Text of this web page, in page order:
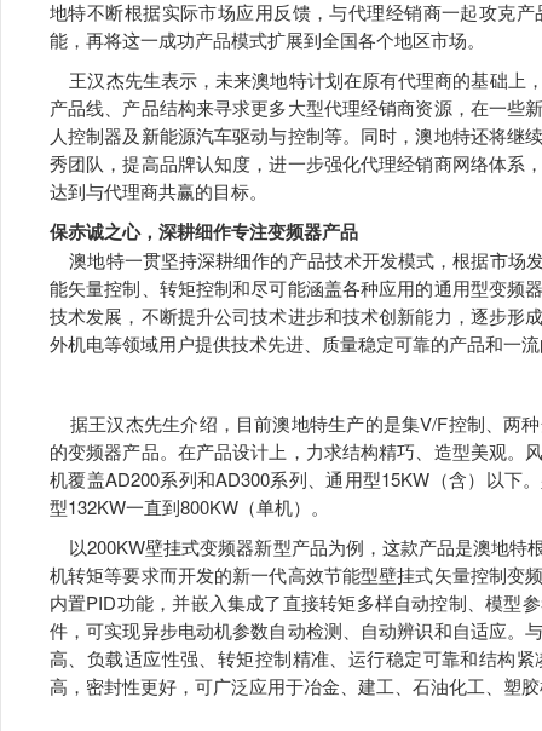
地特不断根据实际市场应用反馈，与代理经销商一起攻克
能，再将这一成功产品模式扩展到全国各个地区市场。
王汉杰先生表示，未来澳地特计划在原有代理商的基础上
产品线、产品结构来寻求更多大型代理经销商资源，在一些
人控制器及新能源汽车驱动与控制等。同时，澳地特还将
秀团队，提高品牌认知度，进一步强化代理经销商网络体系
达到与代理商共赢的目标。
保赤诚之心，深耕细作专注变频器产品
澳地特一贯坚持深耕细作的产品技术开发模式，根据市场
能矢量控制、转矩控制和尽可能涵盖各种应用的通用型变频
技术发展，不断提升公司技术进步和技术创新能力，逐步形
外机电等领域用户提供技术先进、质量稳定可靠的产品和一
据王汉杰先生介绍，目前澳地特生产的是集V/F控制、两
的变频器产品。在产品设计上，力求结构精巧、造型美观。
机覆盖AD200系列和AD300系列、通用型15KW（含）以下
型132KW一直到800KW（单机）。
以200KW壁挂式变频器新型产品为例，这款产品是澳地特
机转矩等要求而开发的新一代高效节能型壁挂式矢量控制变
内置PID功能，并嵌入集成了直接转矩多样自动控制、模型
件，可实现异步电动机参数自动检测、自动辨识和自适应。
高、负载适应性强、转矩控制精准、运行稳定可靠和结构
高，密封性更好，可广泛应用于冶金、建工、石油化工、塑